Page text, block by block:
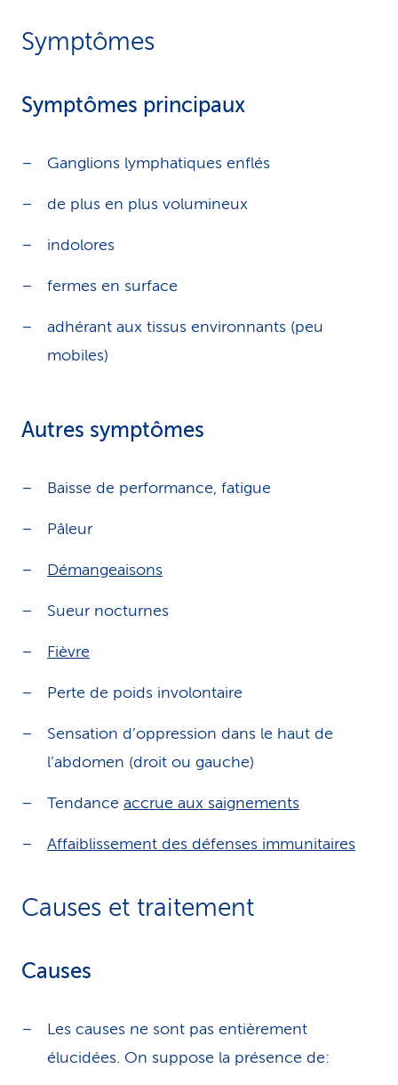
Symptômes
Symptômes principaux
Ganglions lymphatiques enflés
de plus en plus volumineux
indolores
fermes en surface
adhérant aux tissus environnants (peu
mobiles)
Autres symptômes
Baisse de performance, fatigue
Pâleur
Démangeaisons
Sueur nocturnes
Fièvre
Perte de poids involontaire
Sensation d’oppression dans le haut de
l’abdomen (droit ou gauche)
Tendance accrue aux saignements
Affaiblissement des défenses immunitaires
Causes et traitement
Causes
Les causes ne sont pas entièrement
élucidées. On suppose la présence de: